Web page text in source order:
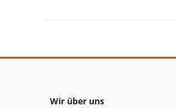
Wir über uns